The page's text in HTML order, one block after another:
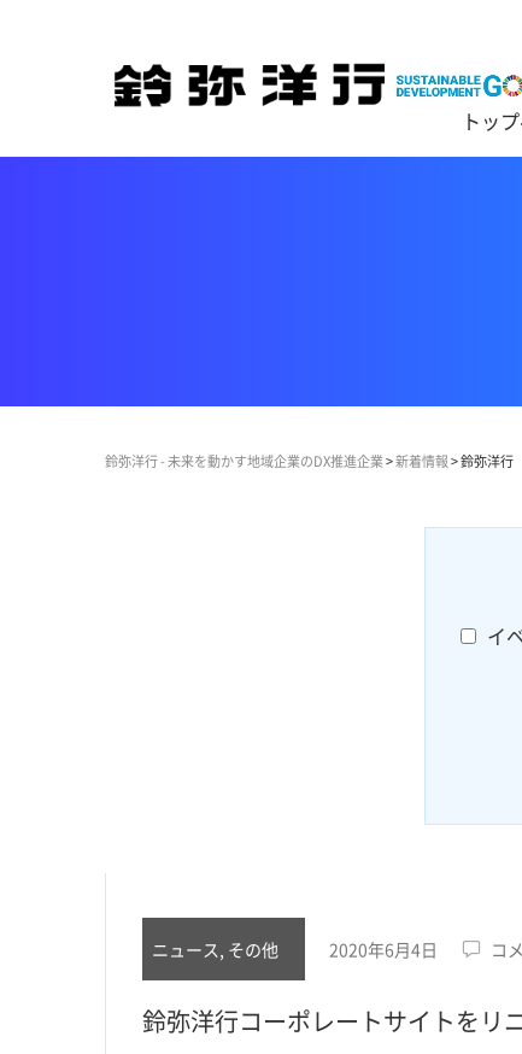
トッ
鈴弥洋行 - 未来を動かす地域企業のDX推進企業>新着情報>鈴弥洋行
イ
ニュース, その他 2020年6月4日 コ
鈴弥洋行コーポレートサイトをリ